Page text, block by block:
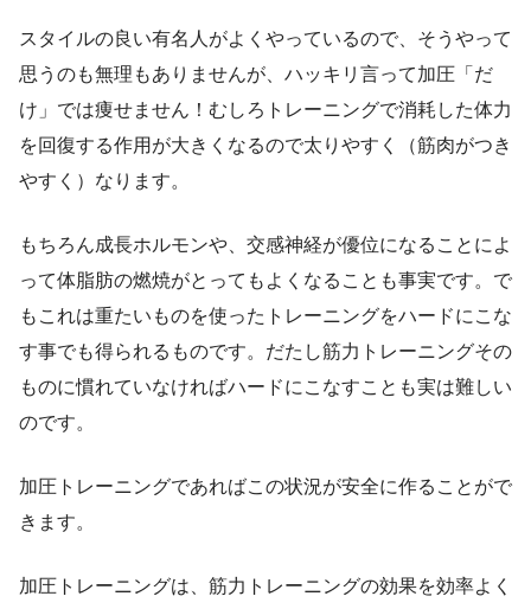
スタイルの良い有名人がよくやっているので、そうやって
思うのも無理もありませんが、ハッキリ言って加圧「だ
け」では痩せません！むしろトレーニングで消耗した体力
を回復する作用が大きくなるので太りやすく（筋肉がつき
やすく）なります。
もちろん成長ホルモンや、交感神経が優位になることによ
って体脂肪の燃焼がとってもよくなることも事実です。で
もこれは重たいものを使ったトレーニングをハードにこな
す事でも得られるものです。だたし筋力トレーニングその
ものに慣れていなければハードにこなすことも実は難しい
のです。
加圧トレーニングであればこの状況が安全に作ることがで
きます。
加圧トレーニングは、筋力トレーニングの効果を効率よく